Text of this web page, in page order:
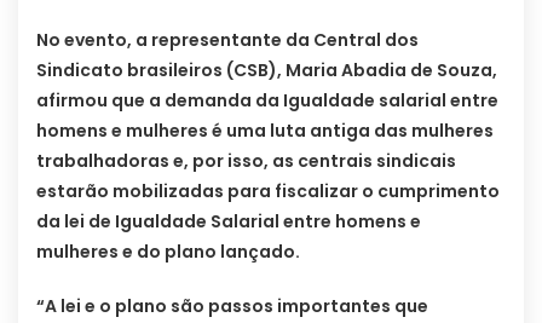
No evento, a representante da Central dos
Sindicato brasileiros (CSB), Maria Abadia de Souza,
afirmou que a demanda da Igualdade salarial entre
homens e mulheres é uma luta antiga das mulheres
trabalhadoras e, por isso, as centrais sindicais
estarão mobilizadas para fiscalizar o cumprimento
da lei de Igualdade Salarial entre homens e
mulheres e do plano lançado.
“A lei e o plano são passos importantes que